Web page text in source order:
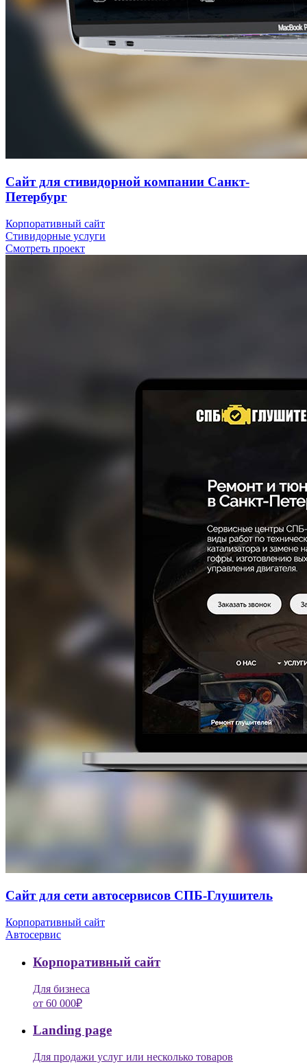
Сайт для стивидорной компании Санкт-
Петербург
Корпоративный сайт
Стивидорные услуги
Смотреть проект
Сайт для сети автосервисов СПБ-Глушитель
Корпоративный сайт
Автосервис
Корпоративный сайт
Для бизнеса
от 60 000₽
Landing page
Для продажи услуг или несколько товаров